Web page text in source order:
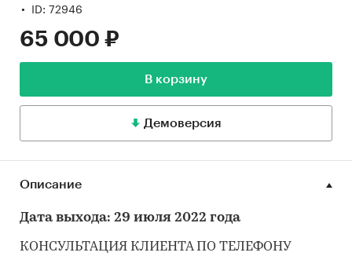
ID: 72946
65 000 ₽
В корзину
Демоверсия
Описание
Дата выхода: 29 июля 2022 года
КОНСУЛЬТАЦИЯ КЛИЕНТА ПО ТЕЛЕФОНУ